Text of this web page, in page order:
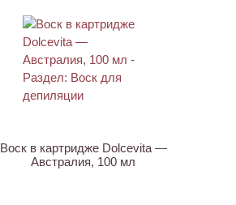
Воск в картридже Dolcevita —
Австралия, 100 мл